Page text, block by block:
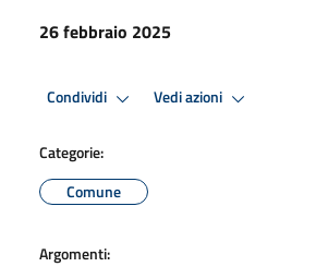
26 febbraio 2025
Condividi Vedi azioni
Categorie:
Comune
Argomenti: